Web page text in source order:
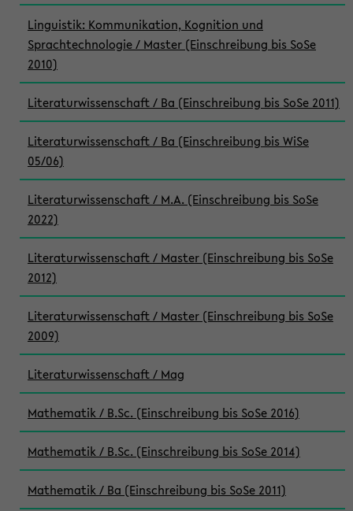
Linguistik: Kommunikation, Kognition und
Sprachtechnologie / Master (Einschreibung bis SoSe
2010)
Literaturwissenschaft / Ba (Einschreibung bis SoSe 2011)
Literaturwissenschaft / Ba (Einschreibung bis WiSe
05/06)
Literaturwissenschaft / M.A. (Einschreibung bis SoSe
2022)
Literaturwissenschaft / Master (Einschreibung bis SoSe
2012)
Literaturwissenschaft / Master (Einschreibung bis SoSe
2009)
Literaturwissenschaft / Mag
Mathematik / B.Sc. (Einschreibung bis SoSe 2016)
Mathematik / B.Sc. (Einschreibung bis SoSe 2014)
Mathematik / Ba (Einschreibung bis SoSe 2011)